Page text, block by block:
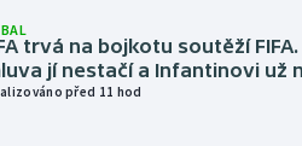
trvá na bojkotu soutěží FIFA.
jí nestačí a Infantinovi už
před 11 hod